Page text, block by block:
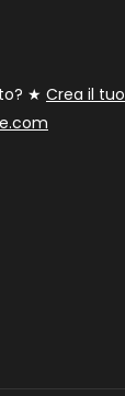
★ Crea il tuo